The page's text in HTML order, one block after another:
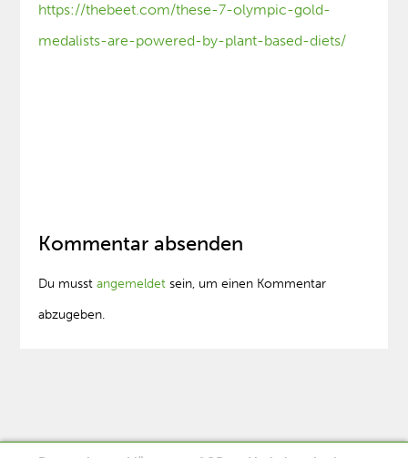
https://thebeet.com/these-7-olympic-gold-
medalists-are-powered-by-plant-based-diets/
Kommentar absenden
Du musstangemeldet sein, um einen Kommentar
abzugeben.